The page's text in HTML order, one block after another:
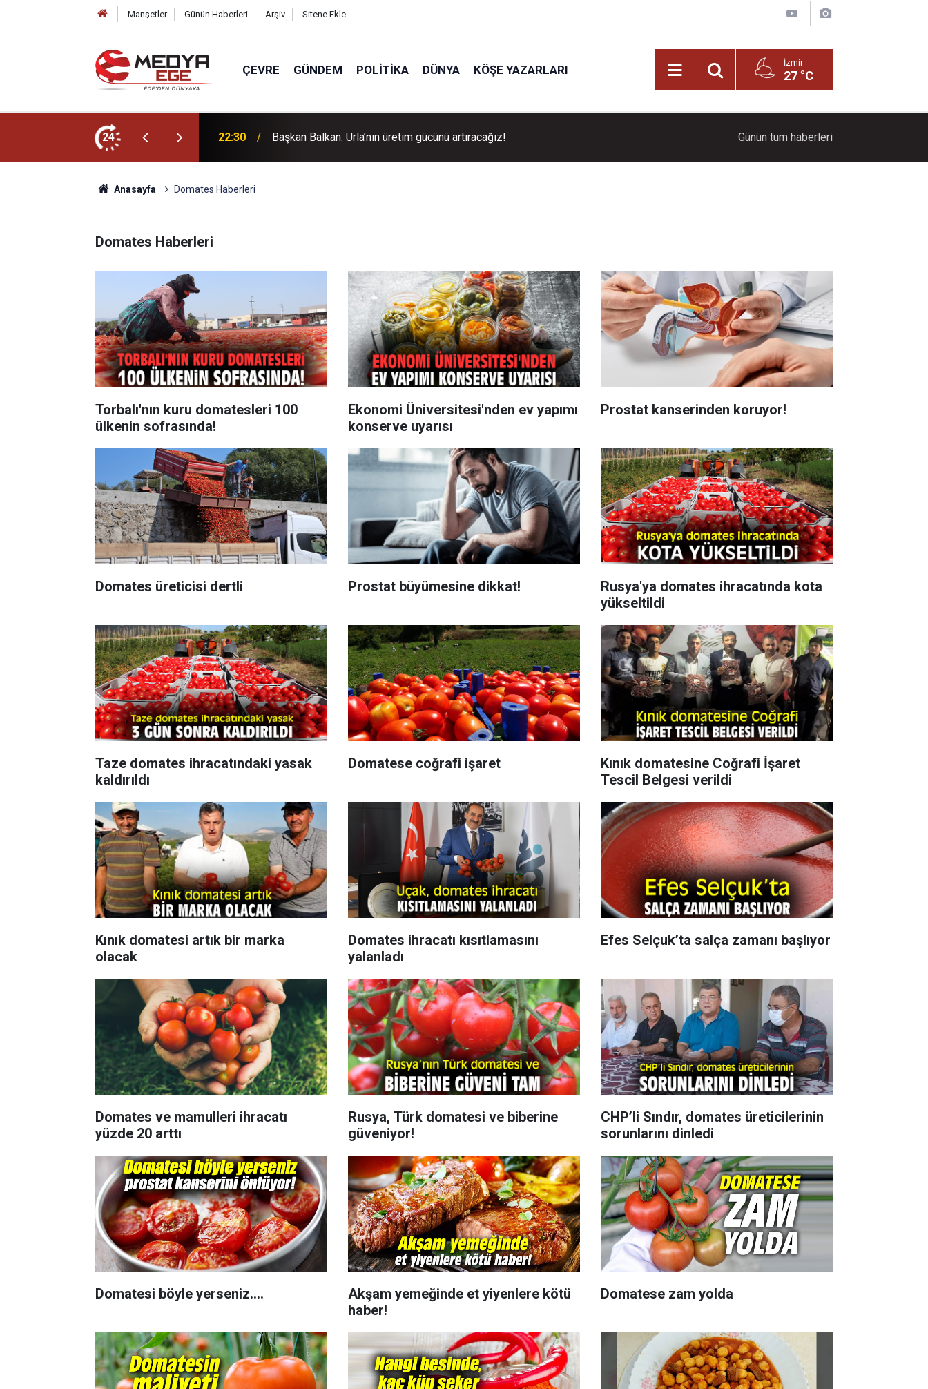
Manşetler Günün Haberleri Arşiv Sitene Ekle
ÇEVRE GÜNDEM POLITIKA DÜNYA KÖŞE YAZARLARI İzmir
27 °C
24 22:00 Bornova Belediyesi’nden gençlere 'Altın Bilezik' fırsatı! Dağların üzerinde mest eden manzara
Günün tüm haberleri
Anasayfa Domates Haberleri
Domates Haberleri
Torbalı'nın kuru domatesleri 100
ülkenin sofrasında!
Ekonomi Üniversitesi'nden ev yapımı
konserve uyarısı
Prostat kanserinden koruyor!
Domates üreticisi dertli Prostat büyümesine dikkat!
Rusya'ya domates ihracatında kota
yükseltildi
Taze domates ihracatındaki yasak
kaldırıldı
Domatese coğrafi işaret
Kınık domatesine Coğrafi İşaret
Tescil Belgesi verildi
Kınık domatesi artık bir marka
olacak
Domates ihracatı kısıtlamasını
yalanladı
Efes Selçuk’ta salça zamanı başlıyor
Domates ve mamulleri ihracatı
yüzde 20 arttı
Rusya, Türk domatesi ve biberine
güveniyor!
CHP’li Sındır, domates üreticilerinin
sorunlarını dinledi
Domatesi böyle yerseniz....
Akşam yemeğinde et yiyenlere kötü
haber!
Domatese zam yolda